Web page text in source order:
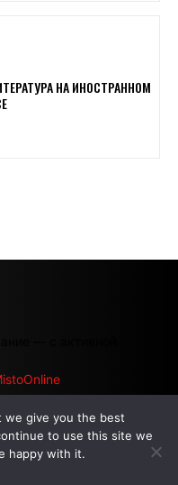
НА ИНОСТРАННОМ
— с активной
| РЕКЛАМА НА САЙТЕ
we give you the best
to use this site we
happy with it.